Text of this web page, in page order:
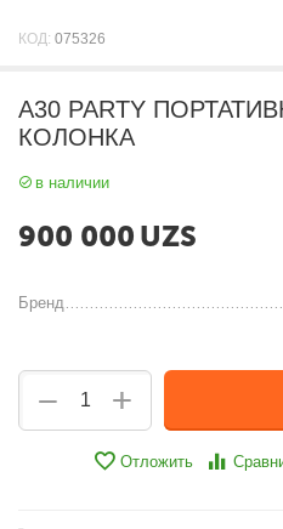
КОД: 075326
A30 PARTY
КОЛОНКА
в наличии
900 000 UZS
Бренд
+
−
Отложить